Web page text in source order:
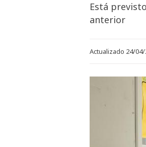
Está
anterior
Actualizado 24/04/